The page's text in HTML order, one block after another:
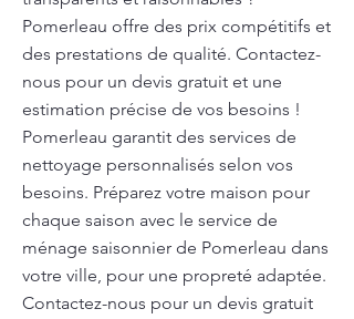
Pomerleau offre des prix compétitifs et
des prestations de qualité. Contactez-
nous pour un devis gratuit et une
estimation précise de vos besoins !
Pomerleau garantit des services de
nettoyage personnalisés selon vos
besoins. Préparez votre maison pour
chaque saison avec le service de
ménage saisonnier de Pomerleau dans
votre ville, pour une propreté adaptée.
Contactez-nous pour un devis gratuit